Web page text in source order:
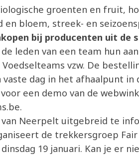
groenten en fruit,
en bloem, streek- en
bij producenten uit de
leden van een team hun
vzw. De
dag in het afhaalpunt in
een demo van de
van Neerpelt uitgebreid te
de trekkersgroep
19 januari. Kan je er